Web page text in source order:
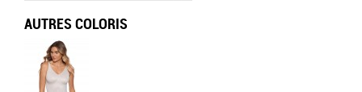
AUTRES COLORIS